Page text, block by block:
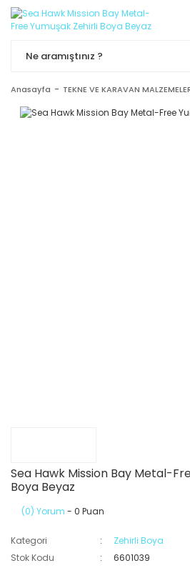
Anasayfa TEKNE VE KARAVAN
Sea Hawk Mission Bay Metal-
Boya Beyaz
(0) Yorum - 0 Puan
Kategori
Zehirli Boya
Stok Kodu
6601039